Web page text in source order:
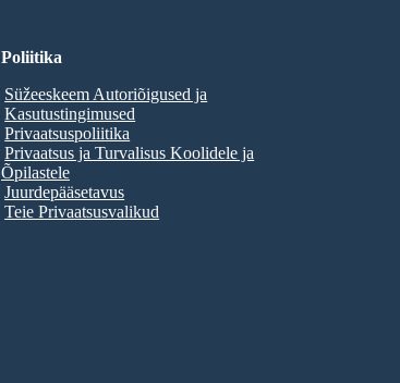
Poliitika
Süžeeskeem Autoriõigused ja
Kasutustingimused
Privaatsuspoliitika
Privaatsus ja Turvalisus Koolidele ja
Õpilastele
Juurdepääsetavus
Teie Privaatsusvalikud